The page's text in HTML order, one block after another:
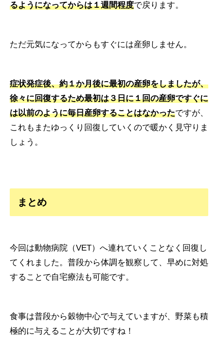
るようになってからは１週間程度で戻ります。
ただ元気になってからもすぐには産卵しません。
症状発症後、約１か月後に最初の産卵をしましたが、
徐々に回復するため最初は３日に１回の産卵ですぐに
は以前のように毎日産卵することはなかったですが、
これもまたゆっくり回復していくので暖かく見守りま
しょう。
まとめ
今回は動物病院（VET）へ連れていくことなく回復し
てくれました。普段から体調を観察して、早めに対処
することで自宅療法も可能です。
食事は普段から穀物中心で与えていますが、野菜も積
極的に与えることが大切ですね！